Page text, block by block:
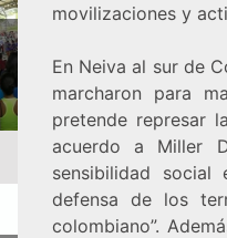
movilizaciones y
En Neiva al sur de
marcharon para
pretende represar
acuerdo a Miller
sensibilidad social
defensa de los
colombiano”.